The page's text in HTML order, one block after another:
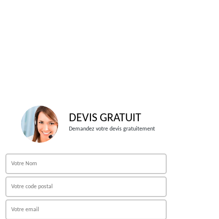
DEVIS GRATUIT
Demandez votre devis gratuitement